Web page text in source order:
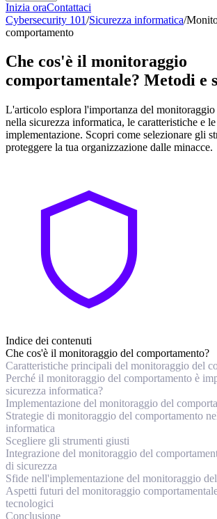
Inizia oraContattaci
Cybersecurity 101/Sicurezza informatica/
comportamento
Che cos'è il monitoraggio
comportamentale? Metodi e
L'articolo esplora l'importanza del
nella sicurezza informatica, le caratteristiche e
implementazione. Scopri come selezionare gli
proteggere la tua organizzazione dalle minacce.
Indice dei contenuti
Che cos'è il monitoraggio del comportamento?
Caratteristiche principali del monitoraggio del
Perché il monitoraggio del comportamento è
sicurezza informatica?
Implementazione del monitoraggio del
Strategie di monitoraggio del comportamento
informatica
Scegliere gli strumenti giusti
Integrazione del monitoraggio del
di sicurezza
Sfide nell'implementazione del monitoraggio
Aspetti futuri del monitoraggio
tecnologici
Conclusione